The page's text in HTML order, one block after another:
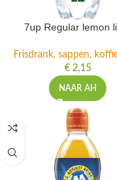
7up Regular lemon
Frisdrank, sappen,
€2,15
NAAR AH